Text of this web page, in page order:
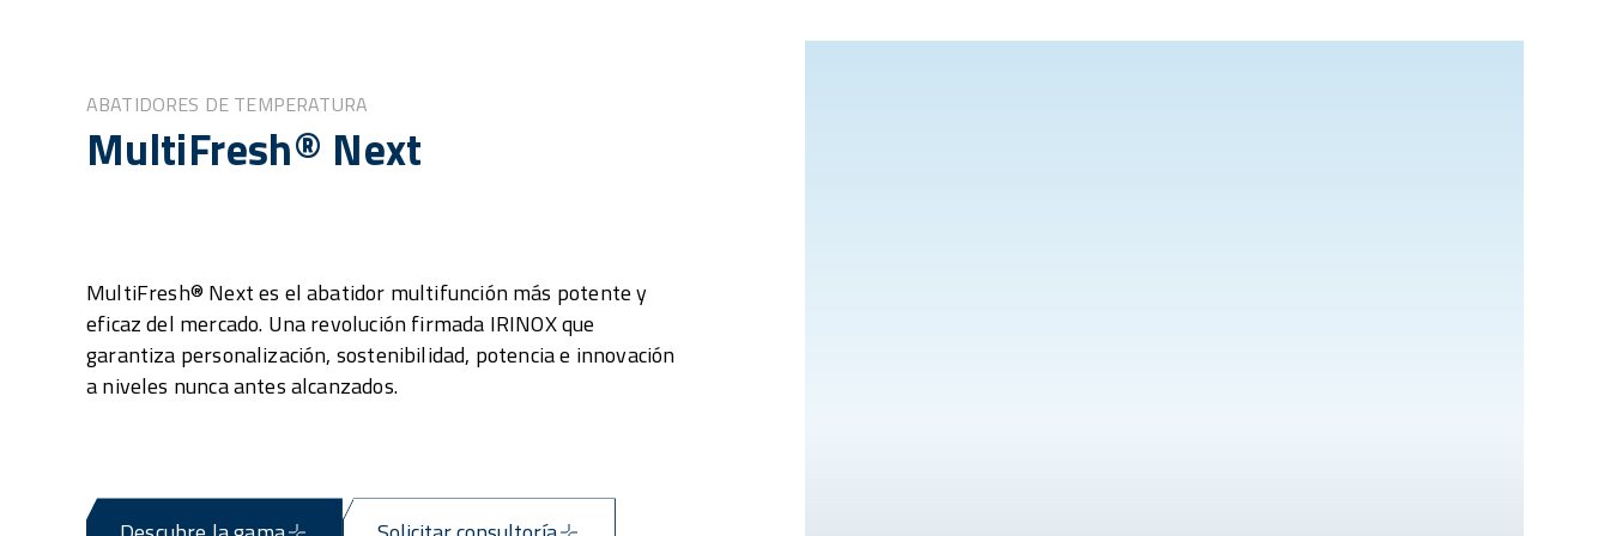
ABATIDORES DE TEMPERATURA
MultiFresh® Next
MultiFresh® Next es el abatidor multifunción más potente y
eficaz del mercado. Una revolución firmada IRINOX que
garantiza personalización, sostenibilidad, potencia e innovación
a niveles nunca antes alcanzados.